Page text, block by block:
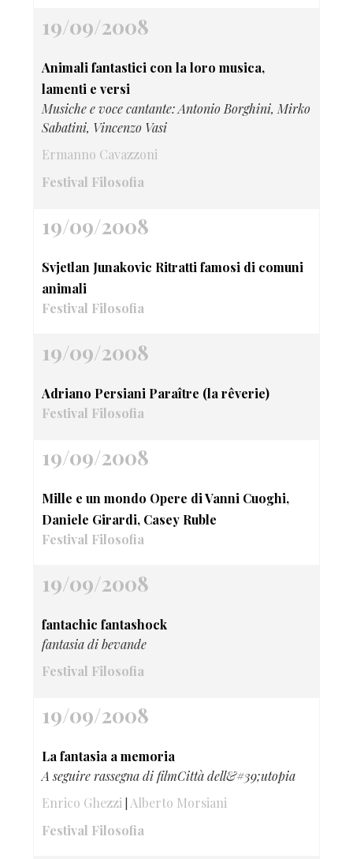
19/09/2008
Animali fantastici con la loro musica,
lamenti e versi
Musiche e voce cantante: Antonio Borghini, Mirko
Sabatini, Vincenzo Vasi
Ermanno Cavazzoni
Festival Filosofia
19/09/2008
Svjetlan Junakovic Ritratti famosi di comuni
animali
Festival Filosofia
19/09/2008
Adriano Persiani Paraître (la rêverie)
Festival Filosofia
19/09/2008
Mille e un mondo Opere di Vanni Cuoghi,
Daniele Girardi, Casey Ruble
Festival Filosofia
19/09/2008
fantachic fantashock
fantasia di bevande
Festival Filosofia
19/09/2008
La fantasia a memoria
A seguire rassegna di filmCittà dell&#39;utopia
Enrico Ghezzi Alberto Morsiani
Festival Filosofia